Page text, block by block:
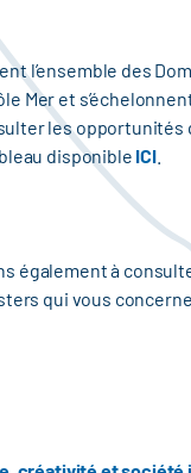
l’ensemble des
Mer et
les opportunités
disponible ICI.
également à
qui vous